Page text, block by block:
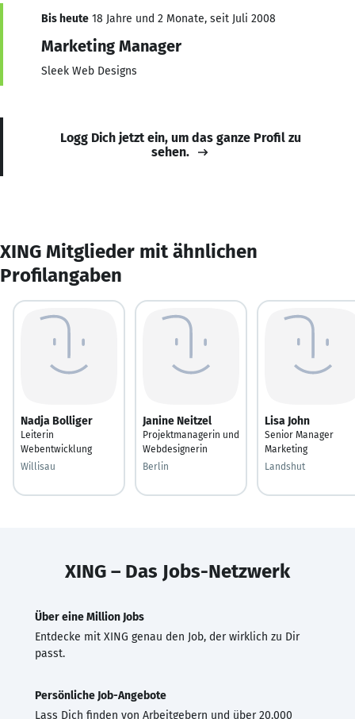
Bis heute 18 Jahre und 2 Monate, seit Juli 2008
Marketing Manager
Sleek Web Designs
Logg Dich jetzt ein, um das ganze Profil zu
sehen.
XING Mitglieder mit ähnlichen
Profilangaben
Nadja Bolliger
Leiterin
Webentwicklung
Willisau
Janine Neitzel
Projektmanagerin und
Webdesignerin
Berlin
Lisa John
Senior Manager
Marketing
Landshut
XING – Das Jobs-Netzwerk
Über eine Million Jobs
Entdecke mit XING genau den Job, der wirklich zu Dir
passt.
Persönliche Job-Angebote
Lass Dich finden von Arbeitgebern und über 20.000